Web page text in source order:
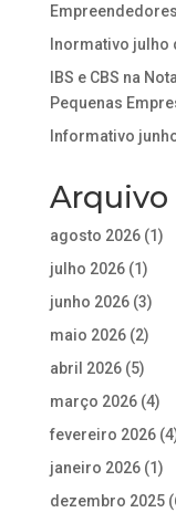
Empreendedores
Inormativo julho
IBS e CBS na
Pequenas
Informativo
Arquivo
agosto 2026(1)
julho 2026(1)
junho 2026(3)
maio 2026(2)
abril 2026(5)
março 2026(4)
fevereiro 2026
janeiro 2026(1)
dezembro 2025